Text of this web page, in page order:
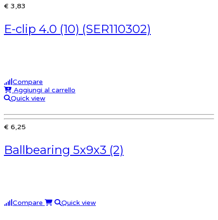
€ 3,83
E-clip 4.0 (10) (SER110302)
Compare
Aggiungi al carrello
Quick view
€ 6,25
Ballbearing 5x9x3 (2)
Compare Quick view